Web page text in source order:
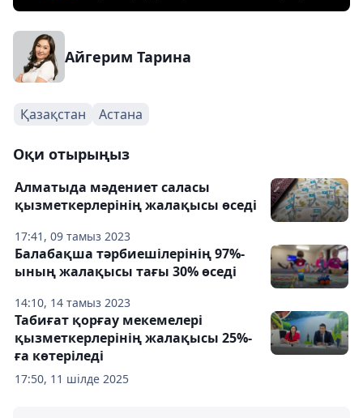
Айгерим Тарина
Қазақстан Астана
Оқи отырыңыз
17:41, 09 тамыз 2023
Алматыда мәдениет саласы
қызметкерлерінің жалақысы өседі
14:10, 14 тамыз 2023
Балабақша тәрбиешілерінің 97%-
ының жалақысы тағы 30% өседі
17:50, 11 шілде 2025
Табиғат қорғау мекемелері
қызметкерлерінің жалақысы 25%-
ға көтеріледі